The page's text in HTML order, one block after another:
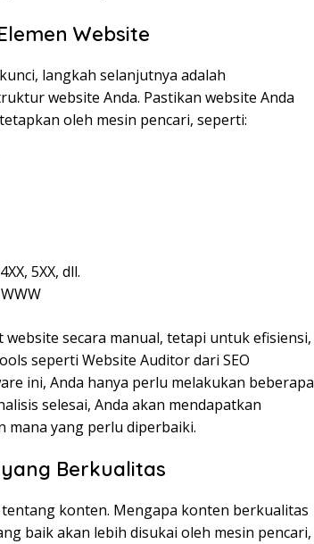
Website
langkah selanjutnya adalah
website Anda. Pastikan website Anda
oleh mesin pencari, seperti:
5XX, dll.
website secara manual, tetapi untuk efisiensi,
seperti Website Auditor dari SEO
ini, Anda hanya perlu melakukan beberapa
selesai, Anda akan mendapatkan
mana yang perlu diperbaiki.
Berkualitas
konten. Mengapa konten berkualitas
baik akan lebih disukai oleh mesin pencari,